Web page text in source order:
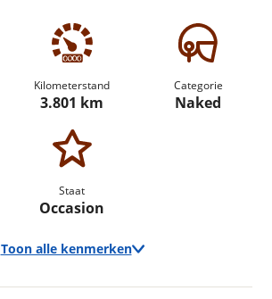
Kilometerstand
3.801 km
Categorie
Naked
Staat
Occasion
Toon alle kenmerken